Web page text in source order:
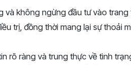
và không ngừng đầu tư vào trang
trị, đồng thời mang lại sự thoải
rõ ràng và trung thực về tình